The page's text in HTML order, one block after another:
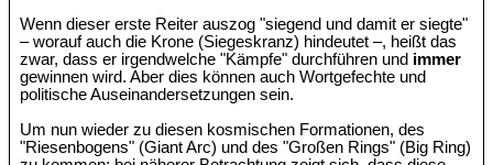
Wenn dieser erste Reiter auszog "siegend und damit er siegte"
– worauf auch die Krone (Siegeskranz) hindeutet –, heißt das
zwar, dass er irgendwelche "Kämpfe" durchführen und immer
gewinnen wird. Aber dies können auch Wortgefechte und
politische Auseinandersetzungen sein.
Um nun wieder zu diesen kosmischen Formationen, des
"Riesenbogens" (Giant Arc) und des "Großen Rings" (Big Ring)